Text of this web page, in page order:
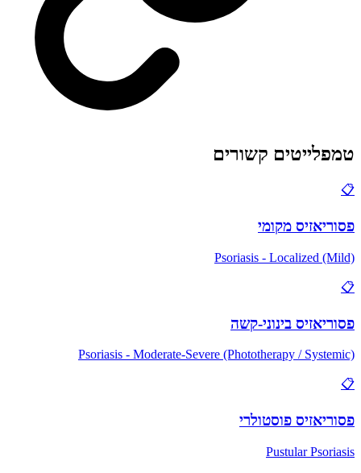
טמפלייטים קשורים
📋
פסוריאזיס מקומי
Psoriasis - Localized (Mild)
📋
פסוריאזיס בינוני-קשה
Psoriasis - Moderate-Severe (Phototherapy / Systemic)
📋
פסוריאזיס פוסטולרי
Pustular Psoriasis